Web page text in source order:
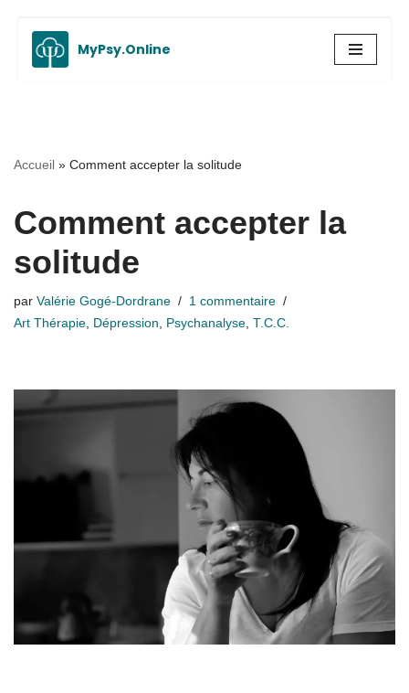
Aller
au
MyPsy.Online
Accueil » Comment accepter la solitude
Comment accepter la
solitude
par Valérie Gogé-Dordrane
1 commentaire
Art Thérapie, Dépression, Psychanalyse, T.C.C.